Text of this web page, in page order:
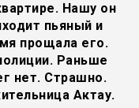
Нашу он
пьяный и
прощала его.
Раньше
нет. Страшно.
Актау.